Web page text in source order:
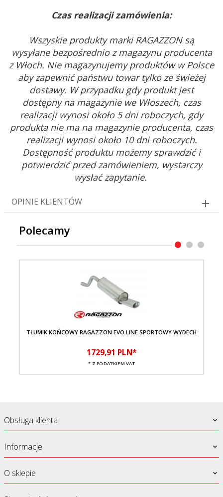
Czas realizacji zamówienia:
Wszyskie produkty marki RAGAZZON są
wysyłane bezpośrednio z magazynu producenta
z Włoch. Nie magazynujemy produktów w Polsce
aby zapewnić państwu towar tylko ze świeżej
dostawy. W przypadku gdy produkt jest
dostępny na magazynie we Włoszech, czas
realizacji wynosi około 5 dni roboczych, gdy
produkta nie ma na magazynie producenta, czas
realizacji wynosi około 10 dni roboczych.
Dostępność produktu możemy sprawdzić i
potwierdzić przed zamówieniem, wystarczy
wysłać zapytanie.
OPINIE KLIENTÓW
Polecamy
TŁUMIK KOŃCOWY RAGAZZON EVO LINE SPORTOWY WYDECH
1729,91 PLN*
* Z PODATKIEM VAT
Obsługa klienta
Informacje
O sklepie